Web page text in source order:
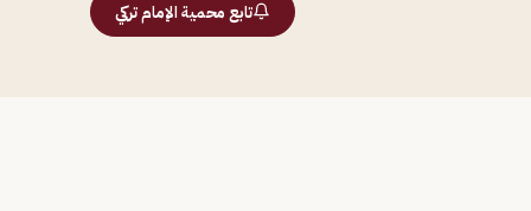
تابع محمية الإمام تركي